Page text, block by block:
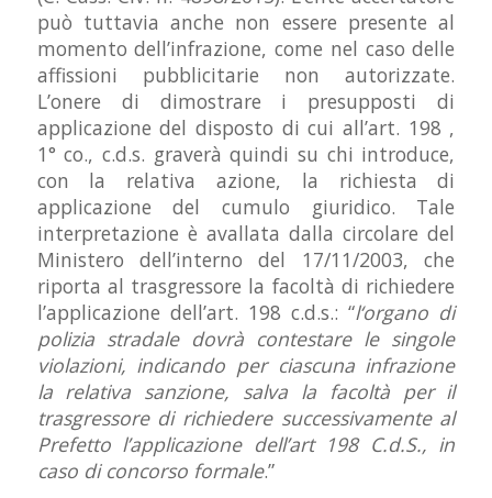
può tuttavia anche non essere presente al
momento dell’infrazione, come nel caso delle
affissioni pubblicitarie non autorizzate.
L’onere di dimostrare i presupposti di
applicazione del disposto di cui all’art. 198 ,
1° co., c.d.s. graverà quindi su chi introduce,
con la relativa azione, la richiesta di
applicazione del cumulo giuridico. Tale
interpretazione è avallata dalla circolare del
Ministero dell’interno del 17/11/2003, che
riporta al trasgressore la facoltà di richiedere
l’applicazione dell’art. 198 c.d.s.: “l‘organo di
polizia stradale dovrà contestare le singole
violazioni, indicando per ciascuna infrazione
la relativa sanzione, salva la facoltà per il
trasgressore di richiedere successivamente al
Prefetto l’applicazione dell’art 198 C.d.S., in
caso di concorso formale.”